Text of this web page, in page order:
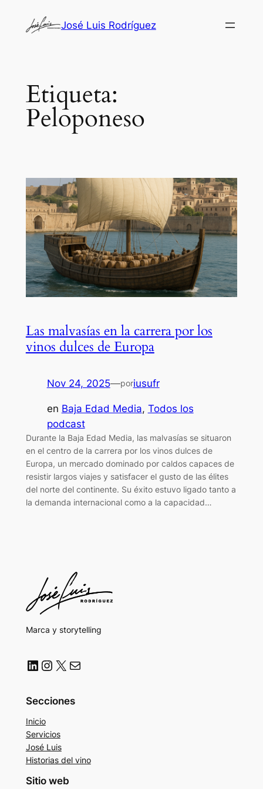
José Luis Rodríguez
Etiqueta:
Peloponeso
Las malvasías en la carrera por los
vinos dulces de Europa
Nov 24, 2025—poriusufr
en Baja Edad Media, Todos los
podcast
Durante la Baja Edad Media, las malvasías se situaron
en el centro de la carrera por los vinos dulces de
Europa, un mercado dominado por caldos capaces de
resistir largos viajes y satisfacer el gusto de las élites
del norte del continente. Su éxito estuvo ligado tanto a
la demanda internacional como a la capacidad…
Marca y storytelling
LinkedIn Instagram X Correo electrónico
Secciones
Inicio
Servicios
José Luis
Historias del vino
Sitio web